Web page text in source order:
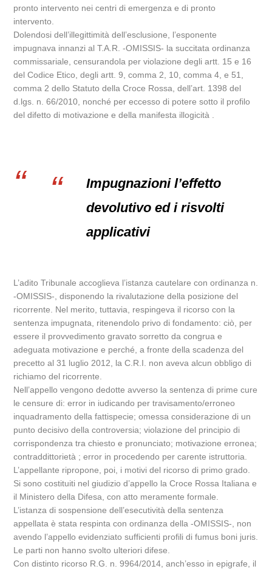
pronto intervento nei centri di emergenza e di pronto
intervento.
Dolendosi dell’illegittimità dell’esclusione, l’esponente
impugnava innanzi al T.A.R. -OMISSIS- la succitata ordinanza
commissariale, censurandola per violazione degli artt. 15 e 16
del Codice Etico, degli artt. 9, comma 2, 10, comma 4, e 51,
comma 2 dello Statuto della Croce Rossa, dell’art. 1398 del
d.lgs. n. 66/2010, nonché per eccesso di potere sotto il profilo
del difetto di motivazione e della manifesta illogicità .
Impugnazioni l’effetto
devolutivo ed i risvolti
applicativi
L’adito Tribunale accoglieva l’istanza cautelare con ordinanza n.
-OMISSIS-, disponendo la rivalutazione della posizione del
ricorrente. Nel merito, tuttavia, respingeva il ricorso con la
sentenza impugnata, ritenendolo privo di fondamento: ciò, per
essere il provvedimento gravato sorretto da congrua e
adeguata motivazione e perché, a fronte della scadenza del
precetto al 31 luglio 2012, la C.R.I. non aveva alcun obbligo di
richiamo del ricorrente.
Nell’appello vengono dedotte avverso la sentenza di prime cure
le censure di: error in iudicando per travisamento/erroneo
inquadramento della fattispecie; omessa considerazione di un
punto decisivo della controversia; violazione del principio di
corrispondenza tra chiesto e pronunciato; motivazione erronea;
contraddittorietà ; error in procedendo per carente istruttoria.
L’appellante ripropone, poi, i motivi del ricorso di primo grado.
Si sono costituiti nel giudizio d’appello la Croce Rossa Italiana e
il Ministero della Difesa, con atto meramente formale.
L’istanza di sospensione dell’esecutività della sentenza
appellata è stata respinta con ordinanza della -OMISSIS-, non
avendo l’appello evidenziato sufficienti profili di fumus boni juris.
Le parti non hanno svolto ulteriori difese.
Con distinto ricorso R.G. n. 9964/2014, anch’esso in epigrafe, il